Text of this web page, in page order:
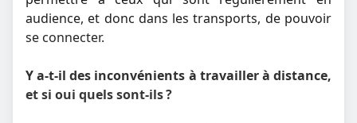
audience, et donc dans les transports, de pouvoir
se connecter.
Y a-t-il des inconvénients à travailler à distance,
et si oui quels sont-ils ?